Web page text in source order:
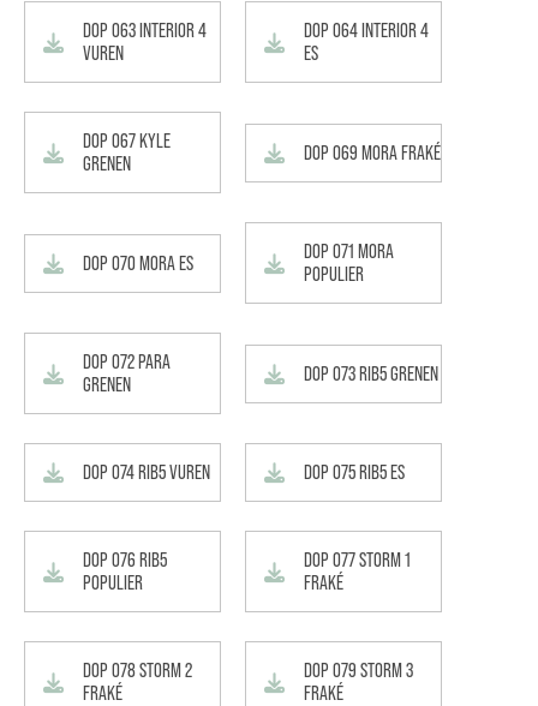
DOP 063 INTERIOR 4
VUREN
DOP 064 INTERIOR 4
ES
DOP 067 KYLE
GRENEN
DOP 069 MORA FRAKÉ
DOP 070 MORA ES
DOP 071 MORA
POPULIER
DOP 072 PARA
GRENEN
DOP 073 RIB5 GRENEN
DOP 074 RIB5 VUREN DOP 075 RIB5 ES
DOP 076 RIB5
POPULIER
DOP 077 STORM 1
FRAKÉ
DOP 078 STORM 2
FRAKÉ
DOP 079 STORM 3
FRAKÉ